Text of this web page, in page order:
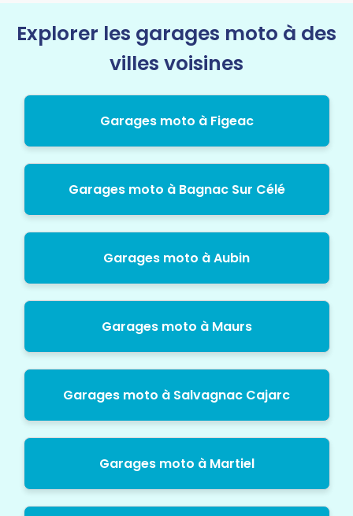
Explorer les garages moto à des
villes voisines
Garages moto à Figeac
Garages moto à Bagnac Sur Célé
Garages moto à Aubin
Garages moto à Maurs
Garages moto à Salvagnac Cajarc
Garages moto à Martiel